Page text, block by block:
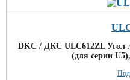
DKC / ДКС ULC612ZL Угол
(для серии